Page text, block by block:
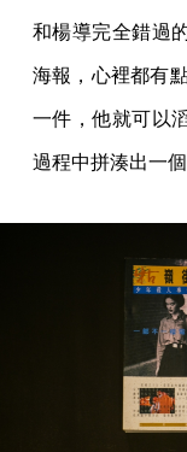
和楊導完全錯過
海報，心裡都有
一件，他就可以
過程中拼湊出一